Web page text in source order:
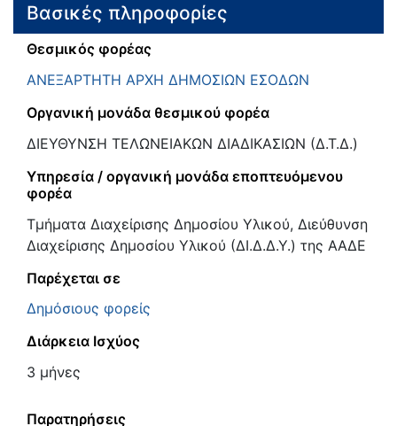
Βασικές πληροφορίες
Θεσμικός φορέας
ΑΝΕΞΑΡΤΗΤΗ ΑΡΧΗ ΔΗΜΟΣΙΩΝ ΕΣΟΔΩΝ
Οργανική μονάδα θεσμικού φορέα
ΔΙΕΥΘΥΝΣΗ ΤΕΛΩΝΕΙΑΚΩΝ ΔΙΑΔΙΚΑΣΙΩΝ (Δ.Τ.Δ.)
Υπηρεσία / οργανική μονάδα εποπτευόμενου
φορέα
Τμήματα Διαχείρισης Δημοσίου Υλικού, Διεύθυνση
Διαχείρισης Δημοσίου Υλικού (ΔΙ.Δ.Δ.Υ.) της ΑΑΔΕ
Παρέχεται σε
Δημόσιους φορείς
Διάρκεια Ισχύος
3 μήνες
Παρατηρήσεις